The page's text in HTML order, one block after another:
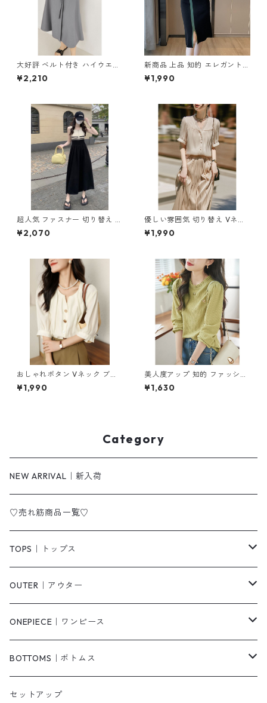
大好評 ベルト付き ハイウエス
ト Aラインスカート m-281
¥2,210
新商品 上品 知的 エレガント
切り替え ニットワンピース m
-266
¥1,990
超人気 ファスナー 切り替え ノ
ースリーブ ワンピース m-265
¥2,070
優しい雰囲気 切り替え Vネッ
ク 半袖トップス m-288
¥1,990
おしゃれボタン Vネック ブラ
ウス m-286
¥1,990
美人度アップ 知的 ファッショ
ン Tシャツ ブラウス m-249
¥1,630
Category
NEW ARRIVAL｜新入荷
♡売れ筋商品一覧♡
TOPS｜トップス
Tシャツ/カットソー
シャツ/ブラウス
ベスト/チョッキ
タンクトップ/キャミソール
OUTER｜アウター
ジャケット/ブルゾン
コート
カーディガン
ONEPIECE｜ワンピース
柄
無地
BOTTOMS｜ボトムス
パンツ・デニム
セットアップ